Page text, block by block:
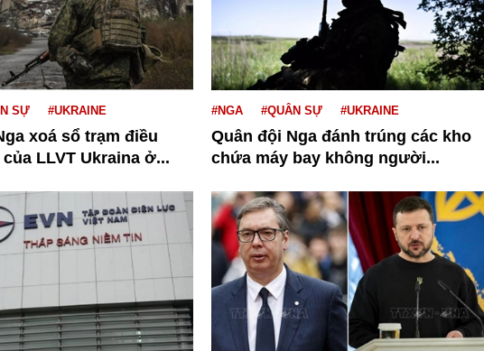
SỰ #UKRAINE
xoá sổ trạm điều
của LLVT Ukraina ở...
#NGA #QUÂN SỰ #UKRAINE
Quân đội Nga đánh trúng các kho
chứa máy bay không người...